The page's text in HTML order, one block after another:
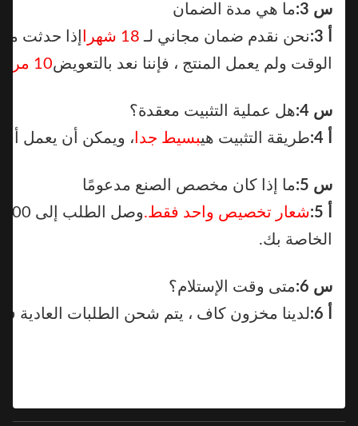
ما هي مدة الضمان
نحن نقدم ضمان مجاني لـ 18 شهرا
إذا حدثت مشكلة
الوقت ولم يعمل المنتج ، فإننا نعد بالتعويض10 مرات
هل عملية التثبيت معقدة؟
طريقة التثبيت هيبسيط جدا ، ويمكن أن يعمل أي
ما إذا كان مخصص الصنع مدعومًا
شعار تخصيص واحد فقط.
الخاصة بك.
متى وقت الإستلام؟
لدينا مخزون كاف ، يتم شحن الطلبات العادية في